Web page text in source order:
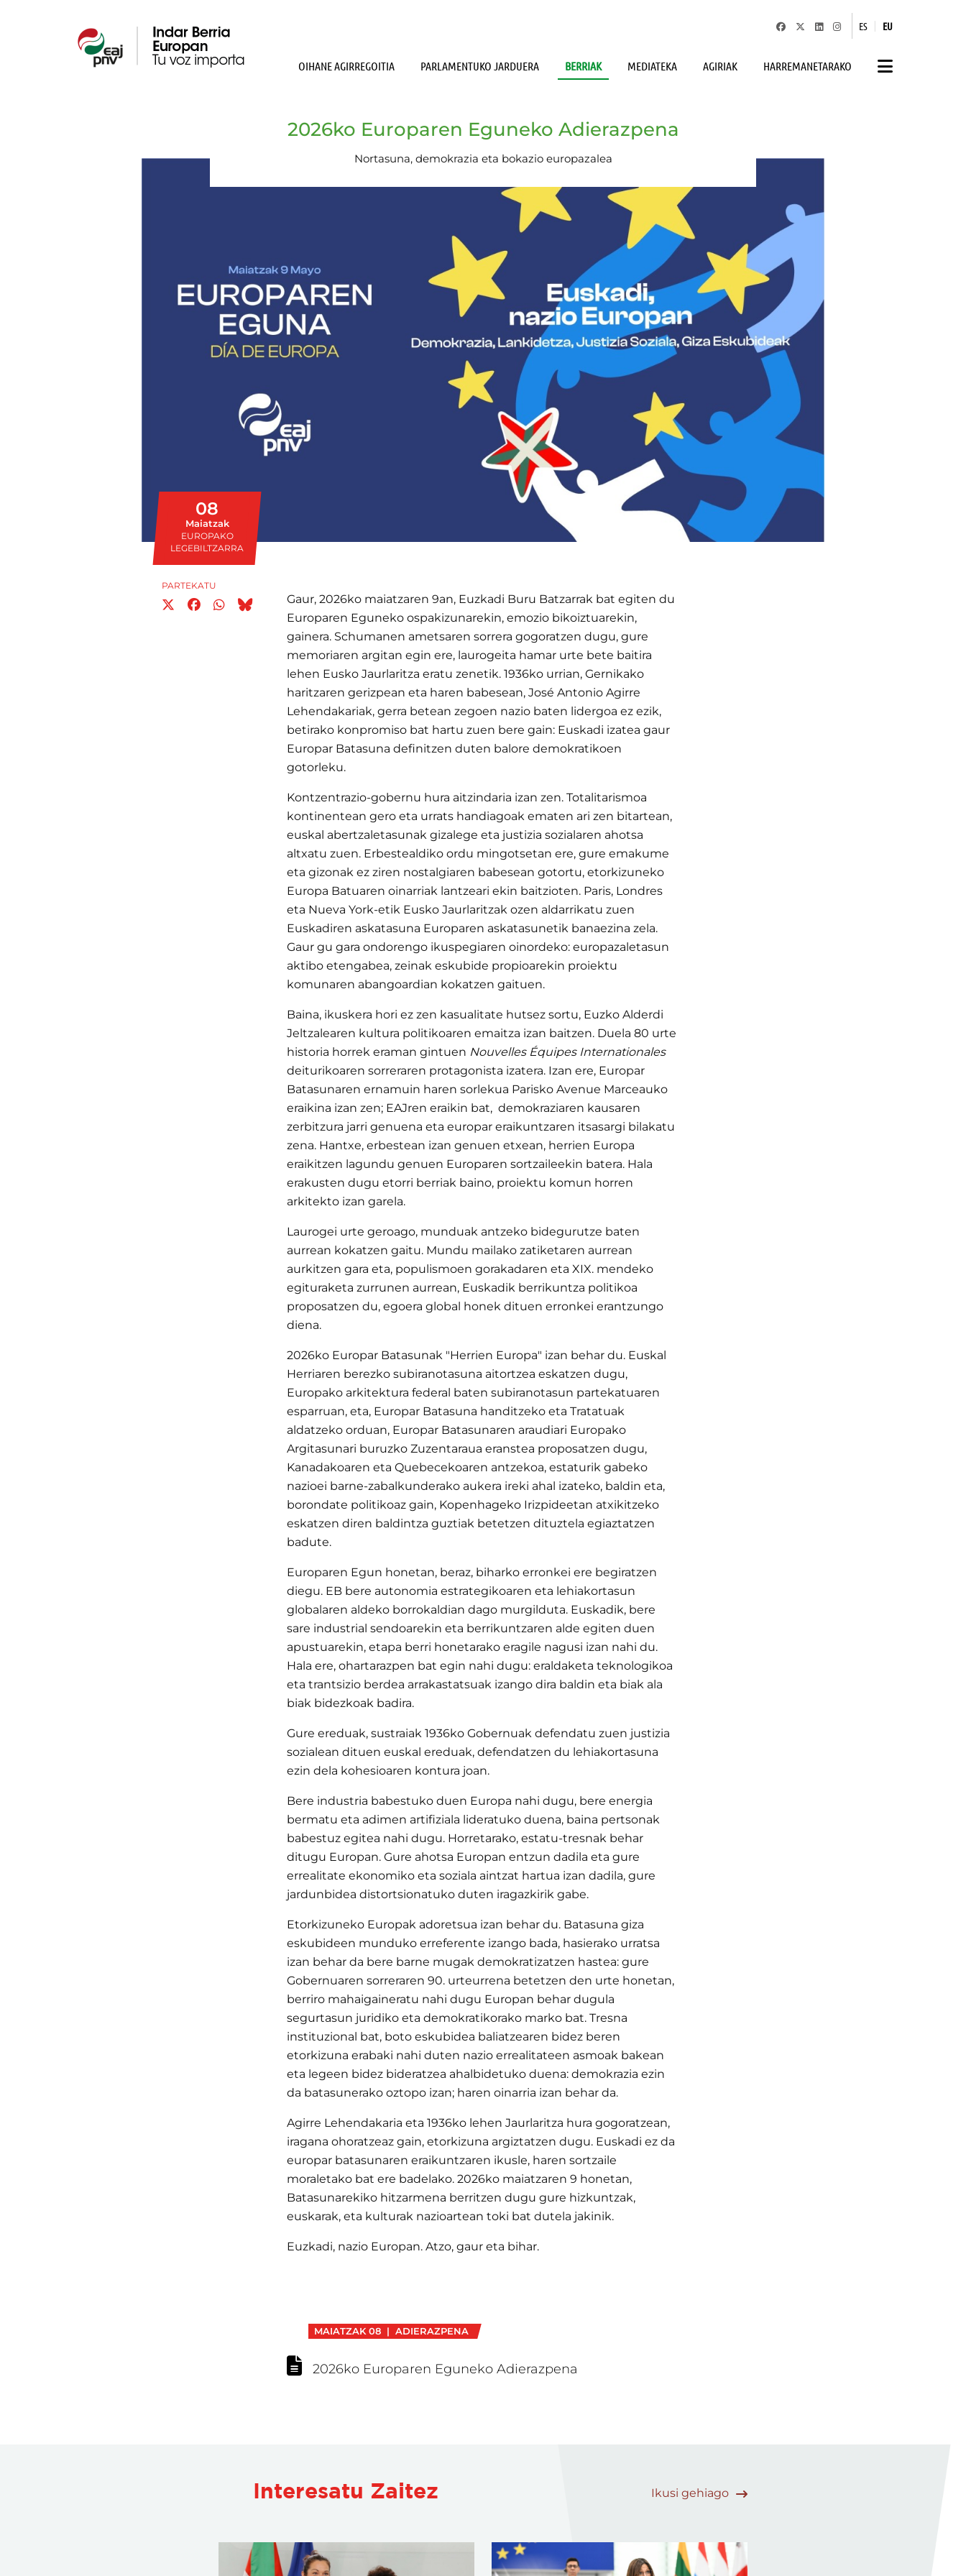
ES | EU
OIHANE AGIRREGOITIA PARLAMENTUKO JARDUERA BERRIAK MEDIATEKA AGIRIAK HARREMANETARAKO
2026ko Europaren Eguneko Adierazpena
Nortasuna, demokrazia eta bokazio europazalea
08
Maiatzak
EUROPAKO
LEGEBILTZARRA
PARTEKATU
Gaur, 2026ko maiatzaren 9an, Euzkadi Buru Batzarrak bat egiten du
Europaren Eguneko ospakizunarekin, emozio bikoiztuarekin,
gainera. Schumanen ametsaren sorrera gogoratzen dugu, gure
memoriaren argitan egin ere, laurogeita hamar urte bete baitira
lehen Eusko Jaurlaritza eratu zenetik. 1936ko urrian, Gernikako
haritzaren gerizpean eta haren babesean, José Antonio Agirre
Lehendakariak, gerra betean zegoen nazio baten lidergoa ez ezik,
betirako konpromiso bat hartu zuen bere gain: Euskadi izatea gaur
Europar Batasuna definitzen duten balore demokratikoen
gotorleku.
Kontzentrazio-gobernu hura aitzindaria izan zen. Totalitarismoa
kontinentean gero eta urrats handiagoak ematen ari zen bitartean,
euskal abertzaletasunak gizalege eta justizia sozialaren ahotsa
altxatu zuen. Erbestealdiko ordu mingotsetan ere, gure emakume
eta gizonak ez ziren nostalgiaren babesean gotortu, etorkizuneko
Europa Batuaren oinarriak lantzeari ekin baitzioten. Paris, Londres
eta Nueva York-etik Eusko Jaurlaritzak ozen aldarrikatu zuen
Euskadiren askatasuna Europaren askatasunetik banaezina zela.
Gaur gu gara ondorengo ikuspegiaren oinordeko: europazaletasun
aktibo etengabea, zeinak eskubide propioarekin proiektu
komunaren abangoardian kokatzen gaituen.
Baina, ikuskera hori ez zen kasualitate hutsez sortu, Euzko Alderdi
Jeltzalearen kultura politikoaren emaitza izan baitzen. Duela 80 urte
historia horrek eraman gintuen Nouvelles Équipes Internationales
deiturikoaren sorreraren protagonista izatera. Izan ere, Europar
Batasunaren ernamuin haren sorlekua Parisko Avenue Marceauko
eraikina izan zen; EAJren eraikin bat, demokraziaren kausaren
zerbitzura jarri genuena eta europar eraikuntzaren itsasargi bilakatu
zena. Hantxe, erbestean izan genuen etxean, herrien Europa
eraikitzen lagundu genuen Europaren sortzaileekin batera. Hala
erakusten dugu etorri berriak baino, proiektu komun horren
arkitekto izan garela.
Laurogei urte geroago, munduak antzeko bidegurutze baten
aurrean kokatzen gaitu. Mundu mailako zatiketaren aurrean
aurkitzen gara eta, populismoen gorakadaren eta XIX. mendeko
egituraketa zurrunen aurrean, Euskadik berrikuntza politikoa
proposatzen du, egoera global honek dituen erronkei erantzungo
diena.
2026ko Europar Batasunak "Herrien Europa" izan behar du. Euskal
Herriaren berezko subiranotasuna aitortzea eskatzen dugu,
Europako arkitektura federal baten subiranotasun partekatuaren
esparruan, eta, Europar Batasuna handitzeko eta Tratatuak
aldatzeko orduan, Europar Batasunaren araudiari Europako
Argitasunari buruzko Zuzentaraua eranstea proposatzen dugu,
Kanadakoaren eta Quebecekoaren antzekoa, estaturik gabeko
nazioei barne-zabalkunderako aukera ireki ahal izateko, baldin eta,
borondate politikoaz gain, Kopenhageko Irizpideetan atxikitzeko
eskatzen diren baldintza guztiak betetzen dituztela egiaztatzen
badute.
Europaren Egun honetan, beraz, biharko erronkei ere begiratzen
diegu. EB bere autonomia estrategikoaren eta lehiakortasun
globalaren aldeko borrokaldian dago murgilduta. Euskadik, bere
sare industrial sendoarekin eta berrikuntzaren alde egiten duen
apustuarekin, etapa berri honetarako eragile nagusi izan nahi du.
Hala ere, ohartarazpen bat egin nahi dugu: eraldaketa teknologikoa
eta trantsizio berdea arrakastatsuak izango dira baldin eta biak ala
biak bidezkoak badira.
Gure ereduak, sustraiak 1936ko Gobernuak defendatu zuen justizia
sozialean dituen euskal ereduak, defendatzen du lehiakortasuna
ezin dela kohesioaren kontura joan.
Bere industria babestuko duen Europa nahi dugu, bere energia
bermatu eta adimen artifiziala lideratuko duena, baina pertsonak
babestuz egitea nahi dugu. Horretarako, estatu-tresnak behar
ditugu Europan. Gure ahotsa Europan entzun dadila eta gure
errealitate ekonomiko eta soziala aintzat hartua izan dadila, gure
jardunbidea distortsionatuko duten iragazkirik gabe.
Etorkizuneko Europak adoretsua izan behar du. Batasuna giza
eskubideen munduko erreferente izango bada, hasierako urratsa
izan behar da bere barne mugak demokratizatzen hastea: gure
Gobernuaren sorreraren 90. urteurrena betetzen den urte honetan,
berriro mahaigaineratu nahi dugu Europan behar dugula
segurtasun juridiko eta demokratikorako marko bat. Tresna
instituzional bat, boto eskubidea baliatzearen bidez beren
etorkizuna erabaki nahi duten nazio errealitateen asmoak bakean
eta legeen bidez bideratzea ahalbidetuko duena: demokrazia ezin
da batasunerako oztopo izan; haren oinarria izan behar da.
Agirre Lehendakaria eta 1936ko lehen Jaurlaritza hura gogoratzean,
iragana ohoratzeaz gain, etorkizuna argiztatzen dugu. Euskadi ez da
europar batasunaren eraikuntzaren ikusle, haren sortzaile
moraletako bat ere badelako. 2026ko maiatzaren 9 honetan,
Batasunarekiko hitzarmena berritzen dugu gure hizkuntzak,
euskarak, eta kulturak nazioartean toki bat dutela jakinik.
Euzkadi, nazio Europan. Atzo, gaur eta bihar.
MAIATZAK 08 | ADIERAZPENA
2026ko Europaren Eguneko Adierazpena
Interesatu Zaitez Ikusi gehiago